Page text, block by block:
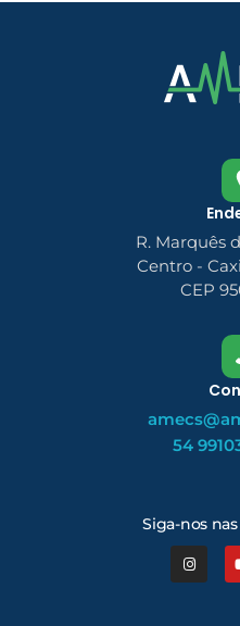
R. Marquês
Centro -
CEP
54
Siga-nos